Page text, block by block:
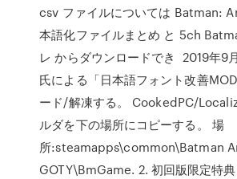
csv ファイルについては Batman:
本語化ファイルまとめ と 5ch
レ からダウンロードでき 2019年9
氏による「日本語フォント改善
ード/解凍する。 CookedPC/
ルダを下の場所にコピーする。 場
所:steamapps\common\Batman
GOTY\BmGame. 2. 初回版限定特